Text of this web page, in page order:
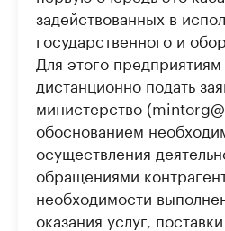
задействованных в
государственного и
Для этого
дистанционно подать
министерство
обоснованием
осуществления
обращениями
необходимости
оказания услуг,